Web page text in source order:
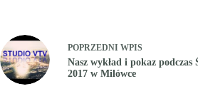
POPRZEDNI WPIS
Nasz wykład i pokaz
2017 w Milówce